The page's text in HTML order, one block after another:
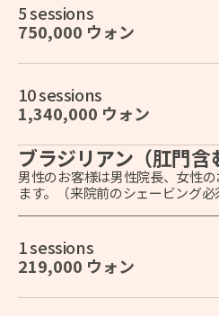
5 sessions
750,000 ウォン
10 sessions
1,340,000 ウォン
ブラジリアン（肛門含
男性のお客様は男性院長、女性
ます。（来院前のシェービング必
1 sessions
219,000 ウォン